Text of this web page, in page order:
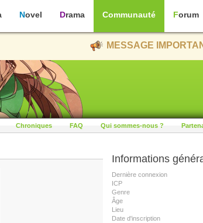
Novel Drama Communauté Forum
MESSAGE
Chroniques FAQ Qui sommes-nous ?
Informations
Dernière connexion
ICP
Genre
Âge
Lieu
Date d'inscription